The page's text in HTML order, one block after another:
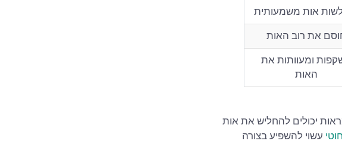
אות משמעותית
את רוב האות
ומעוותות את
האות
יכולים להחליש את אות
עשוי להשפיע בצורה